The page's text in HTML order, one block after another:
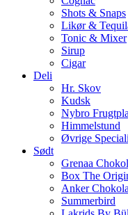
Shots & Snaps
Likør &
Tonic & Mixer
Sirup
Cigar
Deli
Hr. Skov
Kudsk
Nybro
Himmelstund
Øvrige
Sødt
Grenaa
Box The
Anker
Summerbird